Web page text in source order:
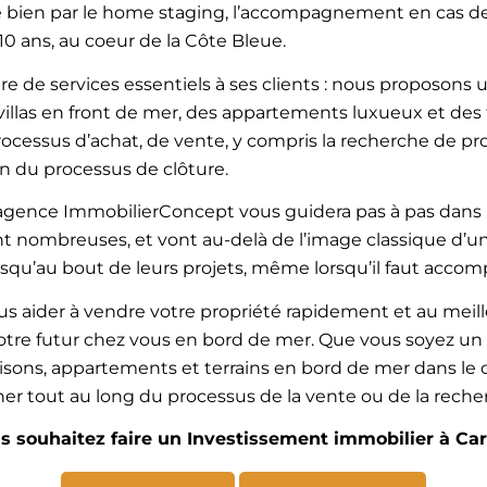
par le home staging, l’accompagnement en cas
ans, au coeur de la Côte Bleue.
services essentiels à ses clients : nous
en front de mer, des appartements luxueux et
d’achat, de vente, y compris la recherche de
du processus de clôture.
ImmobilierConcept vous guidera pas à pas
nombreuses, et vont au-delà de l’image classique
bout de leurs projets, même lorsqu’il faut
aider à vendre votre propriété rapidement et au
futur chez vous en bord de mer. Que vous soyez
appartements et terrains en bord de mer dans
tout au long du processus de la vente ou de la
souhaitez faire un Investissement immobilier à